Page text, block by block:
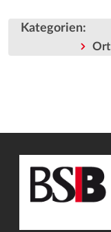
Kategorien:
Ort